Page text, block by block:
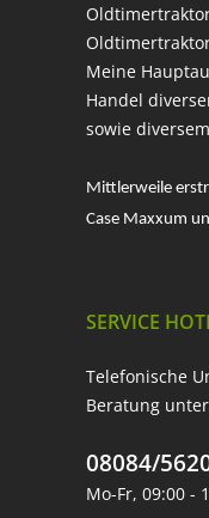
Meine
Handel
sowie
Mittlerweile
Case Maxxum
SERVICE
Telefonische
Beratung
08084/
Mo-Fr, 09:00 -